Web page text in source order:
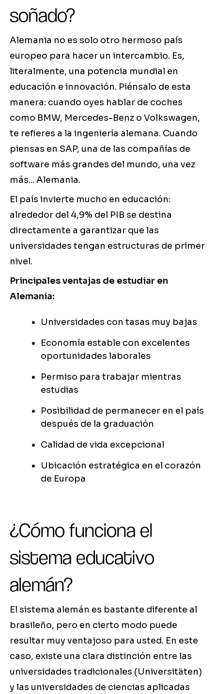
soñado?
Alemania no es solo otro hermoso país
europeo para hacer un intercambio. Es,
literalmente, una potencia mundial en
educación e innovación. Piénsalo de esta
manera: cuando oyes hablar de coches
como BMW, Mercedes-Benz o Volkswagen,
te refieres a la ingeniería alemana. Cuando
piensas en SAP, una de las compañías de
software más grandes del mundo, una vez
más... Alemania.
El país invierte mucho en educación:
alrededor del 4,9% del PIB se destina
directamente a garantizar que las
universidades tengan estructuras de primer
nivel.
Principales ventajas de estudiar en
Alemania:
Universidades con tasas muy bajas
Economía estable con excelentes
oportunidades laborales
Permiso para trabajar mientras
estudias
Posibilidad de permanecer en el país
después de la graduación
Calidad de vida excepcional
Ubicación estratégica en el corazón
de Europa
¿Cómo funciona el
sistema educativo
alemán?
El sistema alemán es bastante diferente al
brasileño, pero en cierto modo puede
resultar muy ventajoso para usted. En este
caso, existe una clara distinción entre las
universidades tradicionales (Universitäten)
y las universidades de ciencias aplicadas